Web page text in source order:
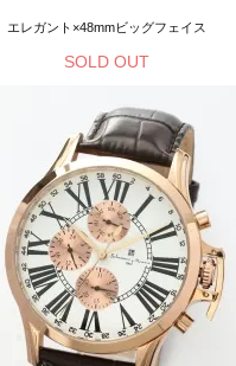
エレガント×48mmビッグフェイス
SOLD OUT